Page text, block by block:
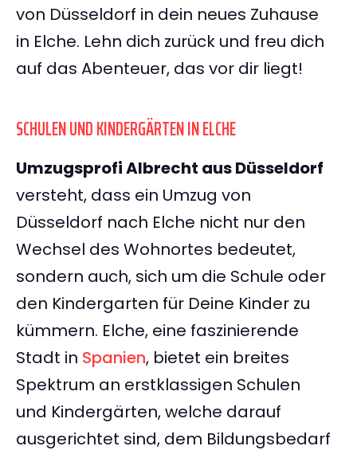
von Düsseldorf in dein neues Zuhause
in Elche. Lehn dich zurück und freu dich
auf das Abenteuer, das vor dir liegt!
SCHULEN UND KINDERGÄRTEN IN ELCHE
Umzugsprofi Albrecht aus Düsseldorf
versteht, dass ein Umzug von
Düsseldorf nach Elche nicht nur den
Wechsel des Wohnortes bedeutet,
sondern auch, sich um die Schule oder
den Kindergarten für Deine Kinder zu
kümmern. Elche, eine faszinierende
Stadt in Spanien, bietet ein breites
Spektrum an erstklassigen Schulen
und Kindergärten, welche darauf
ausgerichtet sind, dem Bildungsbedarf